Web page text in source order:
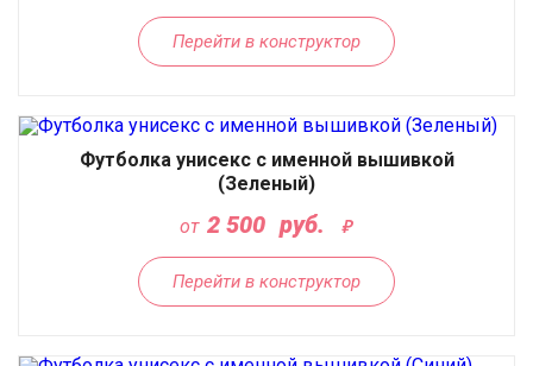
Перейти в конструктор
Футболка унисекс с именной вышивкой
(Зеленый)
от 2 500 руб.
Перейти в конструктор